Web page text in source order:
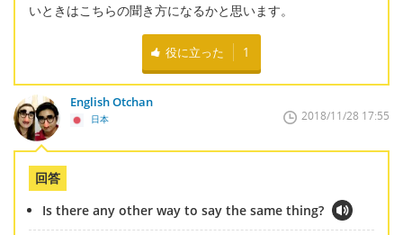
いときはこちらの聞き方になるかと思います。
役に立った 1
English Otchan
日本 2018/11/28 17:55
回答
Is there any other way to say the same thing?